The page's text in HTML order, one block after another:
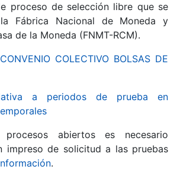
proceso de selección libre que se
Fábrica Nacional de Moneda y
de la Moneda (FNMT-RCM).
COLECTIVO BOLSAS DE
a periodos de prueba en
abiertos es necesario
impreso de solicitud a las pruebas
.